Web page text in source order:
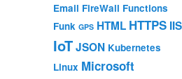
Email FireWall Functions
Funk GPS HTML HTTPS IIS
IoTJSON Kubernetes
Linux Microsoft